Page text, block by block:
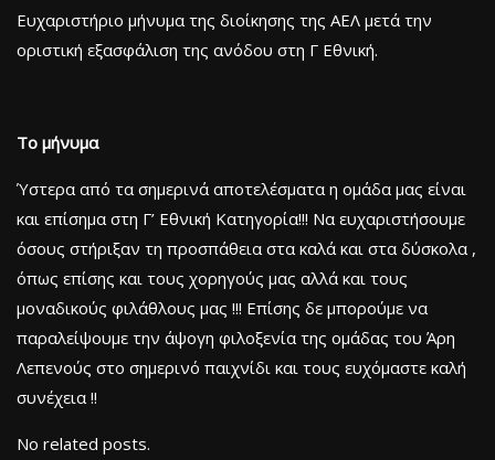
Ευχαριστήριο μήνυμα της διοίκησης της ΑΕΛ μετά την
οριστική εξασφάλιση της ανόδου στη Γ Εθνική.
Το μήνυμα
Ύστερα από τα σημερινά αποτελέσματα η ομάδα μας είναι
και επίσημα στη Γ’ Εθνική Κατηγορία!!! Να ευχαριστήσουμε
όσους στήριξαν τη προσπάθεια στα καλά και στα δύσκολα ,
όπως επίσης και τους χορηγούς μας αλλά και τους
μοναδικούς φιλάθλους μας !!! Επίσης δε μπορούμε να
παραλείψουμε την άψογη φιλοξενία της ομάδας του Άρη
Λεπενούς στο σημερινό παιχνίδι και τους ευχόμαστε καλή
συνέχεια !!
No related posts.